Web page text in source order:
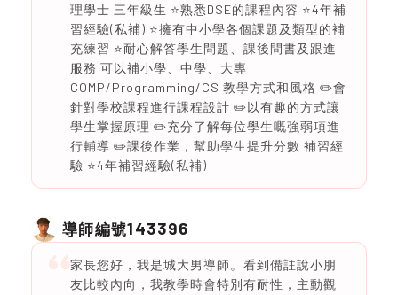
理學士 三年級生 ⭐️熟悉DSE的課程內容 ⭐️4年補
習經驗(私補) ⭐️擁有中小學各個課題及類型的補
充練習 ⭐️耐心解答學生問題、課後問書及跟進
服務 可以補小學、中學、大專
COMP/Programming/CS 教學方式和風格 ✏️會
針對學校課程進行課程設計 ✏️以有趣的方式讓
學生掌握原理 ✏️充分了解每位學生嘅強弱項進
行輔導 ✏️課後作業，幫助學生提升分數 補習經
驗 ⭐️4年補習經驗(私補)
導師編號143396
家長您好，我是城大男導師。看到備註說小朋
友比較內向，我教學時會特別有耐性，主動觀